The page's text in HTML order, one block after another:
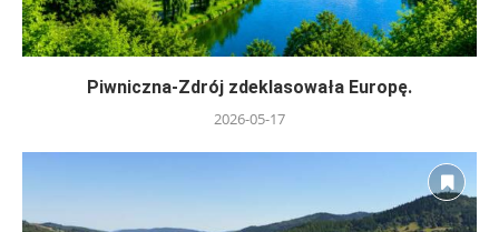
Piwniczna-Zdrój zdeklasowała Europę.
2026-05-17